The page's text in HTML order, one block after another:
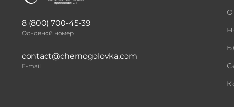
8 (800) 700-45-39
Основной номер
contact@chernogolovka.com
E-mail
О